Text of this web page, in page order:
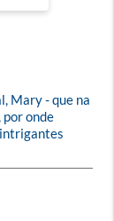
Mary - que na
onde